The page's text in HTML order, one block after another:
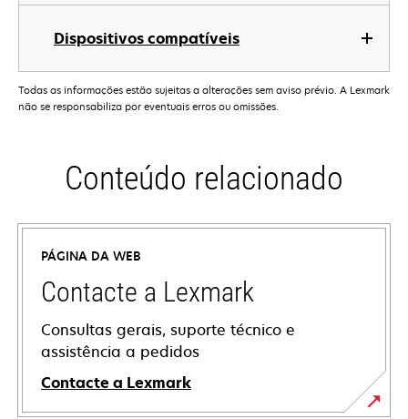
Dispositivos compatíveis
Todas as informações estão sujeitas a alterações sem aviso prévio. A Lexmark
não se responsabiliza por eventuais erros ou omissões.
Conteúdo relacionado
PÁGINA DA WEB
Contacte a Lexmark
Consultas gerais, suporte técnico e
assistência a pedidos
Contacte a Lexmark